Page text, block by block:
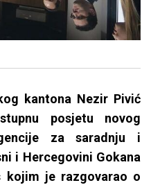
kantona Nezir Pivić
posjetu novog
za saradnju i
i Hercegovini Gokana
kojim je razgovarao o